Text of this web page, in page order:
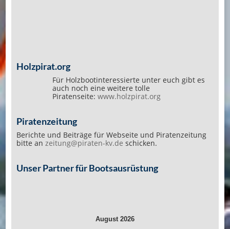
Holzpirat.org
Für Holzbootinteressierte unter euch gibt es
auch noch eine weitere tolle
Piratenseite: www.holzpirat.org
Piratenzeitung
Berichte und Beiträge für Webseite und Piratenzeitung
bitte an zeitung@piraten-kv.de schicken.
Unser Partner für Bootsausrüstung
August 2026